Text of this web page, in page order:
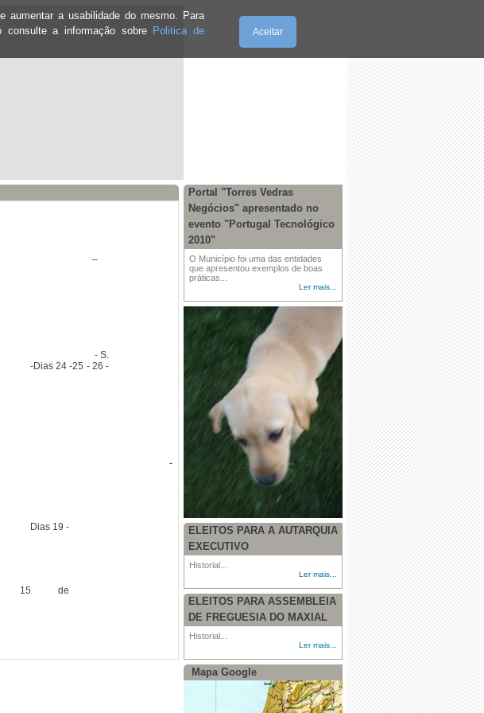
aumentar a usabilidade do mesmo. Para
a informação sobre Politica de
Aceitar
–
- 12 -
- S.
24 -25 - 26 -
6 - 7 -
19 -
- 15 de
Portal "Torres Vedras
Negócios" apresentado no
evento "Portugal Tecnológico
2010"
O Município foi uma das entidades
que apresentou exemplos de boas
práticas...
Ler mais...
ELEITOS PARA A AUTARQUIA
EXECUTIVO
Historial...
Ler mais...
ELEITOS PARA ASSEMBLEIA
DE FREGUESIA DO MAXIAL
Historial...
Ler mais...
Mapa Google